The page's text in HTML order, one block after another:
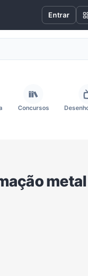
Entrar
Concursos
Namoro